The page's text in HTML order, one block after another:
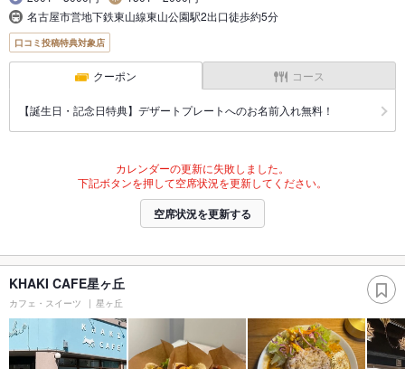
名古屋市営地下鉄東山線東山公園駅2出口徒歩約5分
口コミ投稿特典対象店
クーポン コース
【誕生日・記念日特典】デザートプレートへのお名前入れ無料！
カレンダーの更新に失敗しました。
下記ボタンを押して空席状況を更新してください。
空席状況を更新する
KHAKI CAFE星ヶ丘
カフェ・スイーツ 星ヶ丘